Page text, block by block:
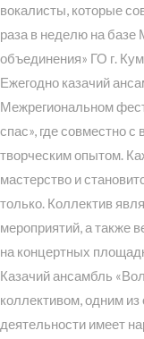
вокалисты, которые
раза в неделю на базе
объединения» ГО г.
Ежегодно казачий
Межрегиональном
спас», где совместно
творческим опытом.
мастерство и
только. Коллектив
мероприятий, а также
на концертных
Казачий ансамбль
коллективом, одним
деятельности имеет